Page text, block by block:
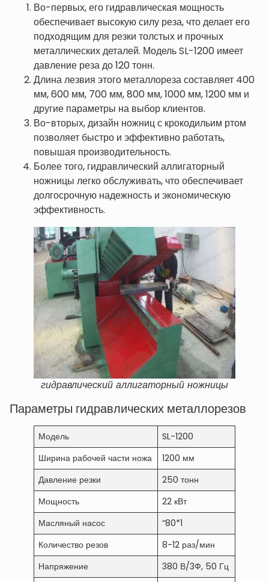
Во-первых, его гидравлическая мощность
обеспечивает высокую силу реза, что делает его
подходящим для резки толстых и прочных
металлических деталей. Модель SL-1200 имеет
давление реза до 120 тонн.
Длина лезвия этого металлореза составляет 400
мм, 600 мм, 700 мм, 800 мм, 1000 мм, 1200 мм и
другие параметры на выбор клиентов.
Во-вторых, дизайн ножниц с крокодильим ртом
позволяет быстро и эффективно работать,
повышая производительность.
Более того, гидравлический аллигаторный
ножницы легко обслуживать, что обеспечивает
долгосрочную надежность и экономическую
эффективность.
гидравлический аллигаторный ножницы
Параметры гидравлических металлорезов
Модель
SL-1200
Ширина рабочей части ножа
1200 мм
Давление резки
250 тонн
Мощность
22 кВт
Масляный насос
“80*1
Количество резов
8-12 раз/мин
Напряжение
380 В/3Ф, 50 Гц